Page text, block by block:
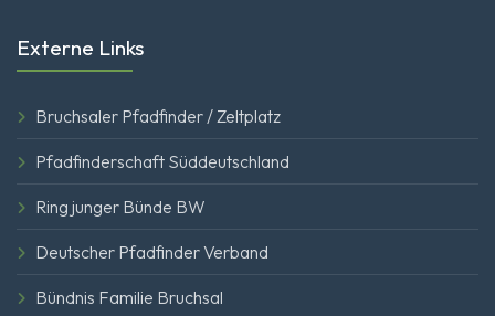
Externe Links
Bruchsaler Pfadfinder / Zeltplatz
Pfadfinderschaft Süddeutschland
Ring junger Bünde BW
Deutscher Pfadfinder Verband
Bündnis Familie Bruchsal